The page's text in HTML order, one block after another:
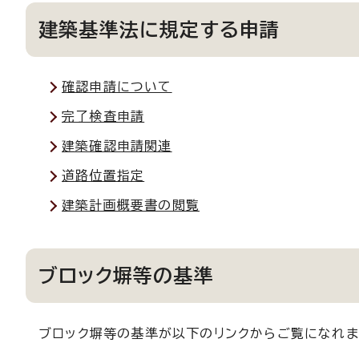
建築基準法に規定する申請
確認申請について
完了検査申請
建築確認申請関連
道路位置指定
建築計画概要書の閲覧
ブロック塀等の基準
ブロック塀等の基準が以下のリンクからご覧になれま